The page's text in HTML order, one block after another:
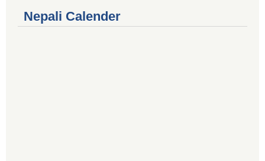
Nepali Calender